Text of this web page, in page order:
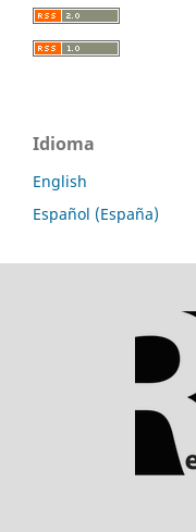
Idioma
English
Español (España)